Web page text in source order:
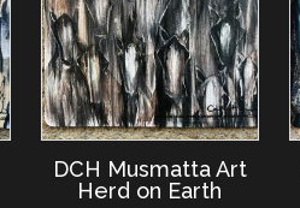
DCH Musmatta Art
Herd on Earth